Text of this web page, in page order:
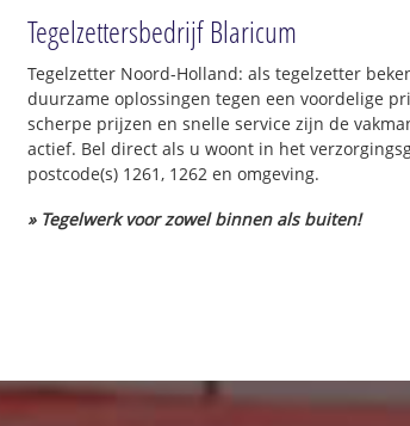
Tegelzettersbedrijf Blaricum
Tegelzetter Noord-Holland: als tegelzetter
duurzame oplossingen tegen een voordelige
scherpe prijzen en snelle service zijn de
actief. Bel direct als u woont in het
postcode(s) 1261, 1262 en omgeving.
» Tegelwerk voor zowel binnen als buiten!